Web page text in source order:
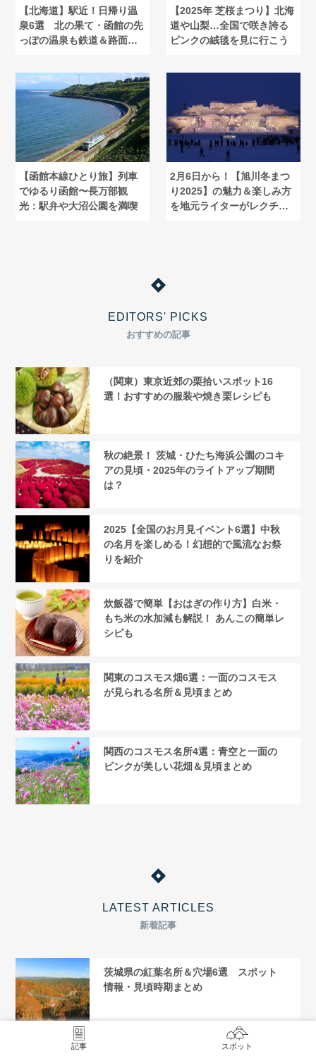
【北海道】駅近！日帰り温
泉6選 北の果て・函館の先
っぽの温泉も鉄道＆路面電
【2025年 芝桜まつり】北海
道や山梨…全国で咲き誇る
ピンクの絨毯を見に行こう
【函館本線ひとり旅】列車
でゆるり函館〜長万部観
光：駅弁や大沼公園を満喫
2月6日から！【旭川冬まつ
り2025】の魅力＆楽しみ方
を地元ライターがレクチャ
EDITORS' PICKS
おすすめの記事
（関東）東京近郊の栗拾いスポット16
選！おすすめの服装や焼き栗レシピも
秋の絶景！ 茨城・ひたち海浜公園のコキ
アの見頃・2025年のライトアップ期間
は？
2025【全国のお月見イベント6選】中秋
の名月を楽しめる！幻想的で風流なお祭
りを紹介
炊飯器で簡単【おはぎの作り方】白米・
もち米の水加減も解説！ あんこの簡単レ
シピも
関東のコスモス畑6選：一面のコスモス
が見られる名所＆見頃まとめ
関西のコスモス名所4選：青空と一面の
ピンクが美しい花畑＆見頃まとめ
LATEST ARTICLES
新着記事
茨城県の紅葉名所＆穴場6選 スポット
情報・見頃時期まとめ
九州のコスモス畑・コスモス名所5選：
記事 スポット